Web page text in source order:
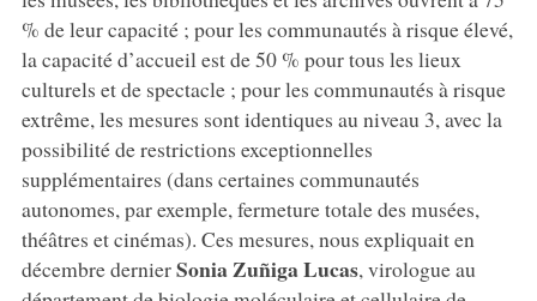
% de leur capacité ; pour les communautés à risque élevé,
la capacité d’accueil est de 50 % pour tous les lieux
culturels et de spectacle ; pour les communautés à risque
extrême, les mesures sont identiques au niveau 3, avec la
possibilité de restrictions exceptionnelles
supplémentaires (dans certaines communautés
autonomes, par exemple, fermeture totale des musées,
théâtres et cinémas). Ces mesures, nous expliquait en
décembre dernierSonia Zuñiga Lucas, virologue au